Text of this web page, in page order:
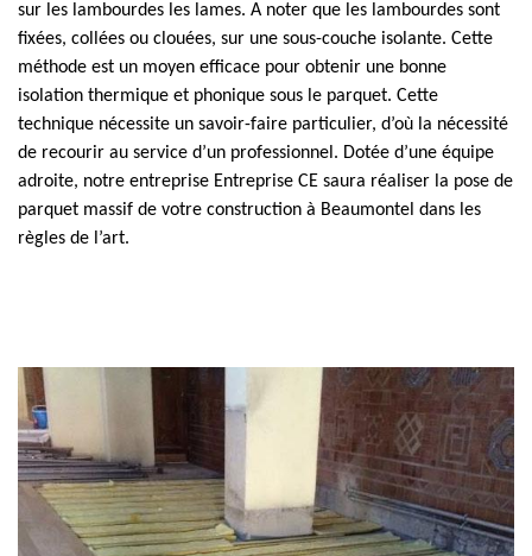
sur les lambourdes les lames. A noter que les lambourdes sont
fixées, collées ou clouées, sur une sous-couche isolante. Cette
méthode est un moyen efficace pour obtenir une bonne
isolation thermique et phonique sous le parquet. Cette
technique nécessite un savoir-faire particulier, d’où la nécessité
de recourir au service d’un professionnel. Dotée d’une équipe
adroite, notre entreprise Entreprise CE saura réaliser la pose de
parquet massif de votre construction à Beaumontel dans les
règles de l’art.